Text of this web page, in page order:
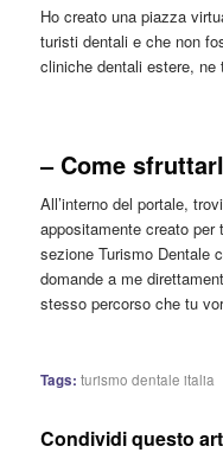
Ho creato una piazza
turisti dentali e che non
cliniche dentali estere,
– Come
All’interno del portale,
appositamente creato
sezione Turismo Dentale
domande a me
stesso percorso che tu
Tags: turismo dentale italia
Condividi questo